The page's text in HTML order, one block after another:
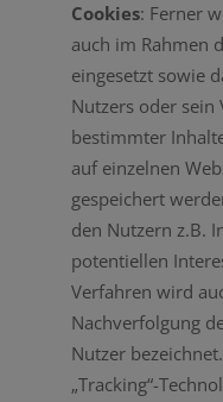
Cookies: Ferner
auch im Rahmen
eingesetzt sowie
Nutzers oder sein
bestimmter
auf einzelnen
gespeichert
den Nutzern z.B.
potentiellen
Verfahren wird
Nachverfolgung
Nutzer
„Tracking“-